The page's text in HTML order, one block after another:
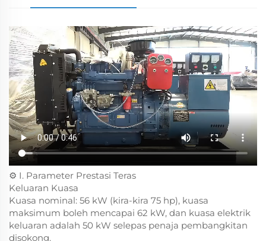
⚙️ I. Parameter Prestasi Teras
Keluaran Kuasa
Kuasa nominal: 56 kW (kira-kira 75 hp), kuasa
maksimum boleh mencapai 62 kW, dan kuasa elektrik
keluaran adalah 50 kW selepas penaja pembangkitan
disokong.